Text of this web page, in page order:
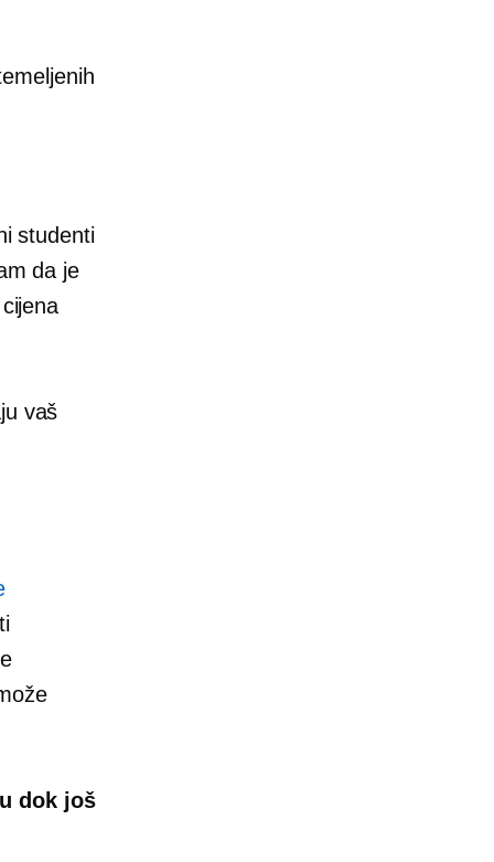
studenti
da je
vaš
dok još